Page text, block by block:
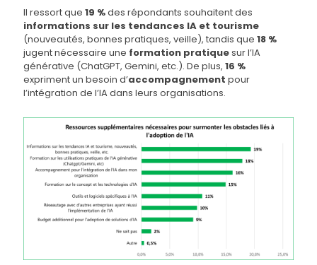
Il ressort que 19 %des répondants souhaitent des
informations sur les tendances IA et tourisme
(nouveautés, bonnes pratiques, veille), tandis que 18 %
jugent nécessaire une formation pratiquesur l’IA
générative (ChatGPT, Gemini, etc.). De plus, 16 %
expriment un besoin d’accompagnement pour
l’intégration de l’IA dans leurs organisations.